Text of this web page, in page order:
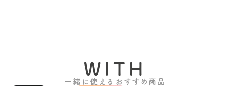
WITH
一緒に使えるおすすめ商品